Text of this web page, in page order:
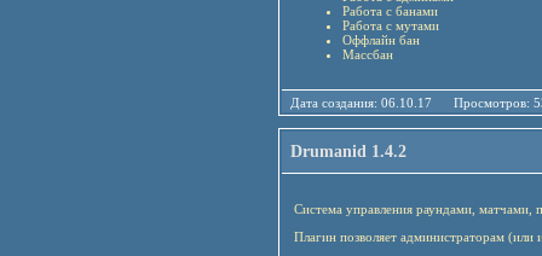
Работа с банами
Работа с мутами
Оффлайн бан
Массбан
Дата создания: 06.10.17
Drumanid 1.4.2
Система управления раундами, матчами,
Плагин позволяет администраторам